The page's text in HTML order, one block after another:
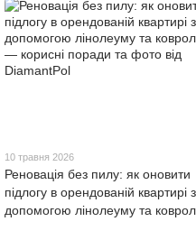
10 травня 2026
Реновація без пилу: як оновити
підлогу в орендованій квартирі
допомогою лінолеуму та